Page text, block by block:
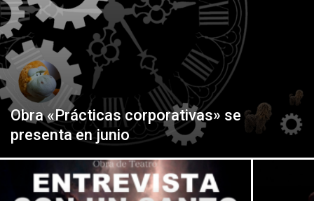
Literatura
Peruana
Obra «Prácticas corporativas» se
presenta en junio